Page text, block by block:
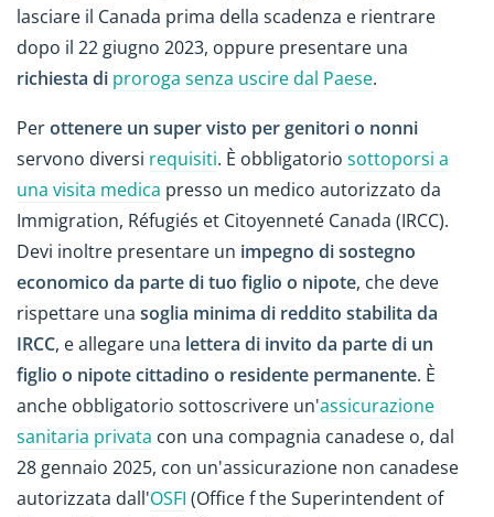
lasciare il Canada prima della scadenza e rientrare
dopo il 22 giugno 2023, oppure presentare una
richiesta di proroga senza uscire dal Paese.
Perottenere un super visto per genitori o nonni
servono diversi requisiti. È obbligatorio sottoporsi a
una visita medica presso un medico autorizzato da
Immigration, Réfugiés et Citoyenneté Canada (IRCC).
Devi inoltre presentare un impegno di sostegno
economico da parte di tuo figlio o nipote, che deve
rispettare una soglia minima di reddito stabilita da
IRCC, e allegare una lettera di invito da parte di un
figlio o nipote cittadino o residente permanente. È
anche obbligatorio sottoscrivere un'assicurazione
sanitaria privata con una compagnia canadese o, dal
28 gennaio 2025, con un'assicurazione non canadese
autorizzata dall'OSFI (Office f the Superintendent of